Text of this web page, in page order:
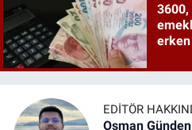
EDITÖR
Osman Günden